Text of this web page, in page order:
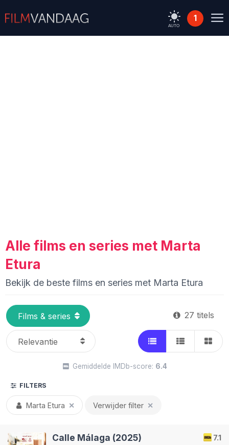
AUTO
1
Alle films en series met Marta
Etura
Bekijk de beste films en series met Marta Etura
27 titels
Gemiddelde IMDb-score: 6.4
FILTERS
Marta Etura ✕ Verwijder filter ✕
7.1
Calle Málaga (2025)